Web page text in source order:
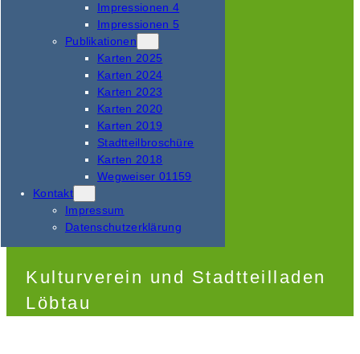
Impressionen 4
Impressionen 5
Publikationen
Karten 2025
Karten 2024
Karten 2023
Karten 2020
Karten 2019
Stadtteilbroschüre
Karten 2018
Wegweiser 01159
Kontakt
Impressum
Datenschutzerklärung
Kulturverein und Stadtteilladen
Löbtau